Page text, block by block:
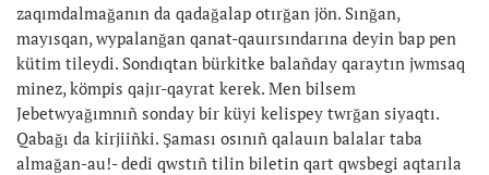
zaqımdalmağanın da qadağalap otırğan jön. Sınğan,
mayısqan, wypalanğan qanat-qauırsındarına deyin bap pen
kütim tileydi. Sondıqtan bürkitke balañday qaraytın jwmsaq
minez, kömpis qajır-qayrat kerek. Men bilsem
Jebetwyağımnıñ sonday bir küyi kelispey twrğan siyaqtı.
Qabağı da kirjiiñki. Şaması osınıñ qalauın balalar taba
almağan-au!- dedi qwstıñ tilin biletin qart qwsbegi aqtarıla